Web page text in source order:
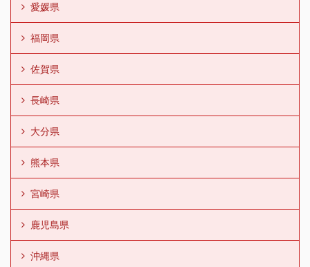
愛媛県
福岡県
佐賀県
長崎県
大分県
熊本県
宮崎県
鹿児島県
沖縄県